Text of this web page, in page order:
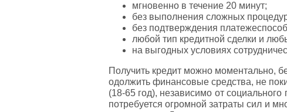
мгновенно в течение 20 минут;
без выполнения сложных
без подтверждения
любой тип кредитной сделки и
на выгодных условиях
Получить кредит можно моментально,
одолжить финансовые средства, не
(18-65 год), независимо от
потребуется огромной затраты сил и